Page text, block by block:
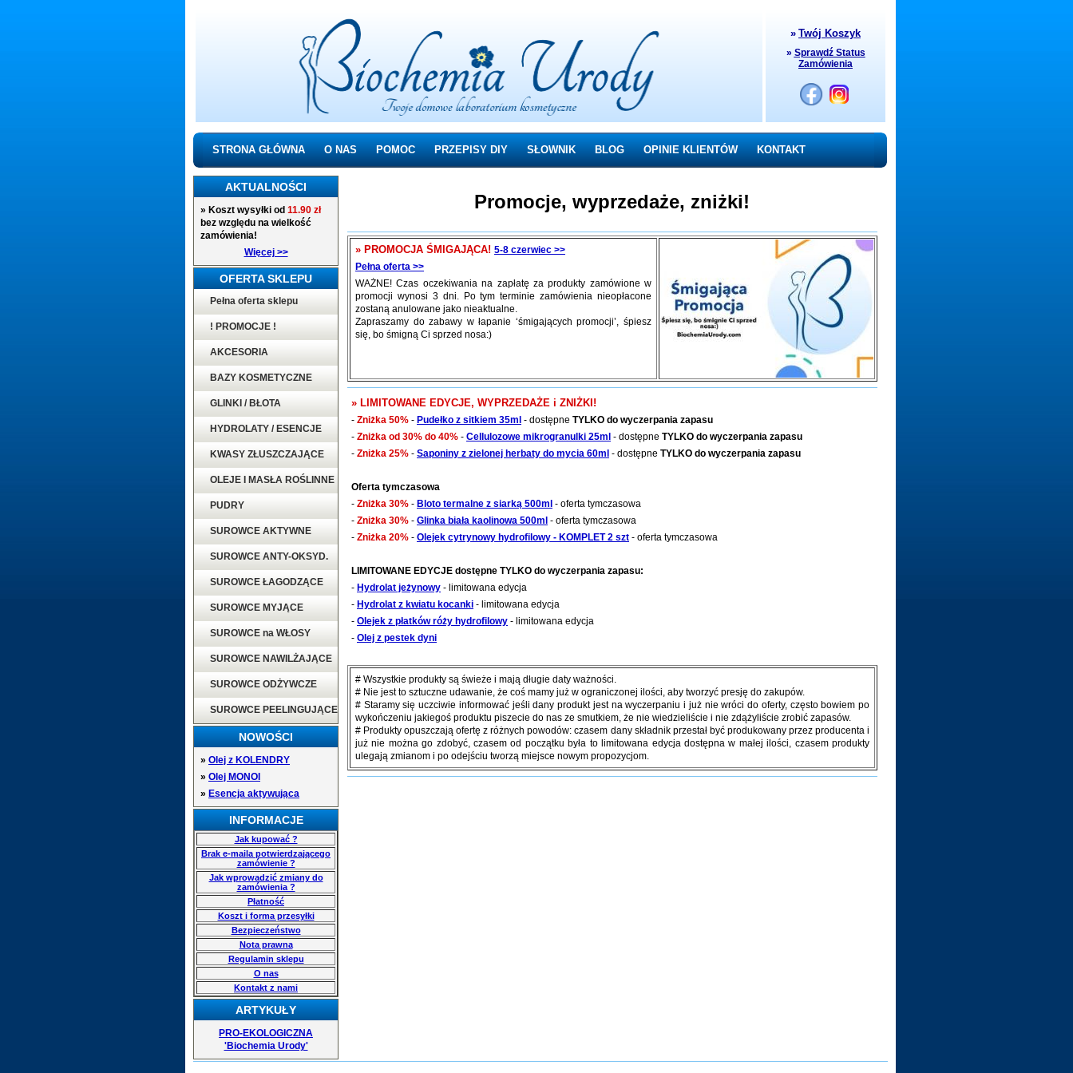
» Twój Koszyk
» Sprawdź Status
Zamówienia
STRONA GŁÓWNA O NAS POMOC PRZEPISY DIY SŁOWNIK BLOG OPINIE KLIENTÓW KONTAKT
AKTUALNOŚCI
» Koszt wysyłki od 11.90 zł
bez względu na wielkość
zamówienia!
Więcej >>
OFERTA SKLEPU
Pełna oferta sklepu
! PROMOCJE !
AKCESORIA
BAZY KOSMETYCZNE
GLINKI / BŁOTA
HYDROLATY / ESENCJE
KWASY ZŁUSZCZAJĄCE
OLEJE I MASŁA ROŚLINNE
PUDRY
SUROWCE AKTYWNE
SUROWCE ANTY-OKSYD.
SUROWCE ŁAGODZĄCE
SUROWCE MYJĄCE
SUROWCE na WŁOSY
SUROWCE NAWILŻAJĄCE
SUROWCE ODŻYWCZE
SUROWCE PEELINGUJĄCE
NOWOŚCI
» Olej z KOLENDRY
» Olej MONOI
» Esencja aktywująca
INFORMACJE
Jak kupować ?
Brak e-maila potwierdzającego
zamówienie ?
Jak wprowadzić zmiany do
zamówienia ?
Płatność
Koszt i forma przesyłki
Bezpieczeństwo
Nota prawna
Regulamin sklepu
O nas
Kontakt z nami
ARTYKUŁY
PRO-EKOLOGICZNA
'Biochemia Urody'
Promocje, wyprzedaże, zniżki!
» PROMOCJA ŚMIGAJĄCA! 5-8 czerwiec >>
Pełna oferta >>
WAŻNE! Czas oczekiwania na zapłatę za produkty zamówione w
promocji wynosi 3 dni. Po tym terminie zamówienia nieopłacone
zostaną anulowane jako nieaktualne.
Zapraszamy do zabawy w łapanie ‘śmigających promocji’, śpiesz
się, bo śmigną Ci sprzed nosa:)
» LIMITOWANE EDYCJE, WYPRZEDAŻE i ZNIŻKI!
- Zniżka 50% - Pudełko z sitkiem 35ml - dostępne TYLKO do wyczerpania zapasu
- Zniżka od 30% do 40% - Cellulozowe mikrogranulki 25ml - dostępne TYLKO do wyczerpania zapasu
- Zniżka 25% - Saponiny z zielonej herbaty do mycia 60ml - dostępne TYLKO do wyczerpania zapasu
Oferta tymczasowa
- Zniżka 30% - Bloto termalne z siarką 500ml - oferta tymczasowa
- Zniżka 30% - Glinka biała kaolinowa 500ml - oferta tymczasowa
- Zniżka 20% - Olejek cytrynowy hydrofilowy - KOMPLET 2 szt - oferta tymczasowa
LIMITOWANE EDYCJE dostępne TYLKO do wyczerpania zapasu:
- Hydrolat jeżynowy - limitowana edycja
- Hydrolat z kwiatu kocanki - limitowana edycja
- Olejek z płatków róży hydrofilowy - limitowana edycja
- Olej z pestek dyni
# Wszystkie produkty są świeże i mają długie daty ważności.
# Nie jest to sztuczne udawanie, że coś mamy już w ograniczonej ilości, aby tworzyć presję do zakupów.
# Staramy się uczciwie informować jeśli dany produkt jest na wyczerpaniu i już nie wróci do oferty, często bowiem po
wykończeniu jakiegoś produktu piszecie do nas ze smutkiem, że nie wiedzieliście i nie zdążyliście zrobić zapasów.
# Produkty opuszczają ofertę z różnych powodów: czasem dany składnik przestał być produkowany przez producenta i
już nie można go zdobyć, czasem od początku była to limitowana edycja dostępna w małej ilości, czasem produkty
ulegają zmianom i po odejściu tworzą miejsce nowym propozycjom.